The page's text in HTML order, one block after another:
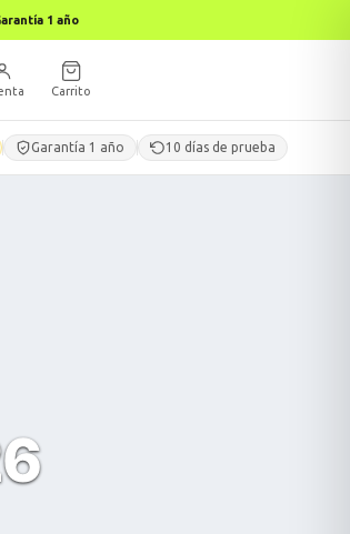
1 año
Carrito
Garantía 1 año 10 días de prueba